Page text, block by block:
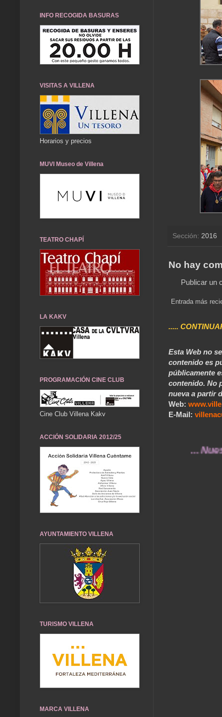
Sección: 2016
No hay
Publicar un
Entrada más
.....
Esta Web no
contenido es
públicamente
contenido. No
nueva a partir
Web:
E-Mail:
... Nuestros
INFO RECOGIDA BASURAS
VISITAS A VILLENA
Horarios y precios
MUVI Museo de Villena
TEATRO CHAPÍ
LA KAKV
PROGRAMACIÓN CINE CLUB
Cine Club Villena Kakv
ACCIÓN SOLIDARIA 2012/25
AYUNTAMIENTO VILLENA
TURISMO VILLENA
MARCA VILLENA